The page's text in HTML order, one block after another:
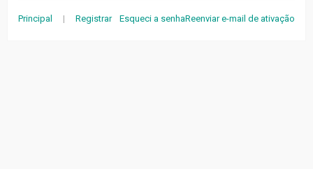
Principal | Registrar Esqueci a senhaReenviar e-mail de ativação